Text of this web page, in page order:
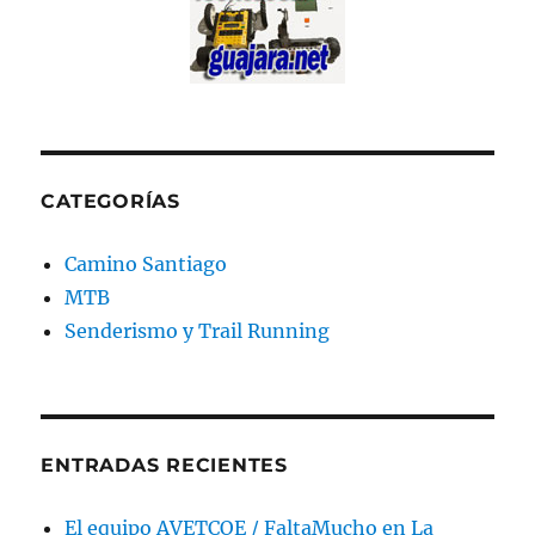
CATEGORÍAS
Camino Santiago
MTB
Senderismo y Trail Running
ENTRADAS RECIENTES
El equipo AVETCOE / FaltaMucho en La